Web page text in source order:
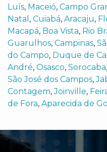
Luís, Maceió, Campo
Natal , Cuiabá, Aracaju,
Macapá, Boa Vista, Rio
Guarulhos, Campinas,
do Campo, Duque de
André, Osasco, Sorocaba,
São José dos Campos,
Contagem,Joinville,
de Fora, Aparecida de